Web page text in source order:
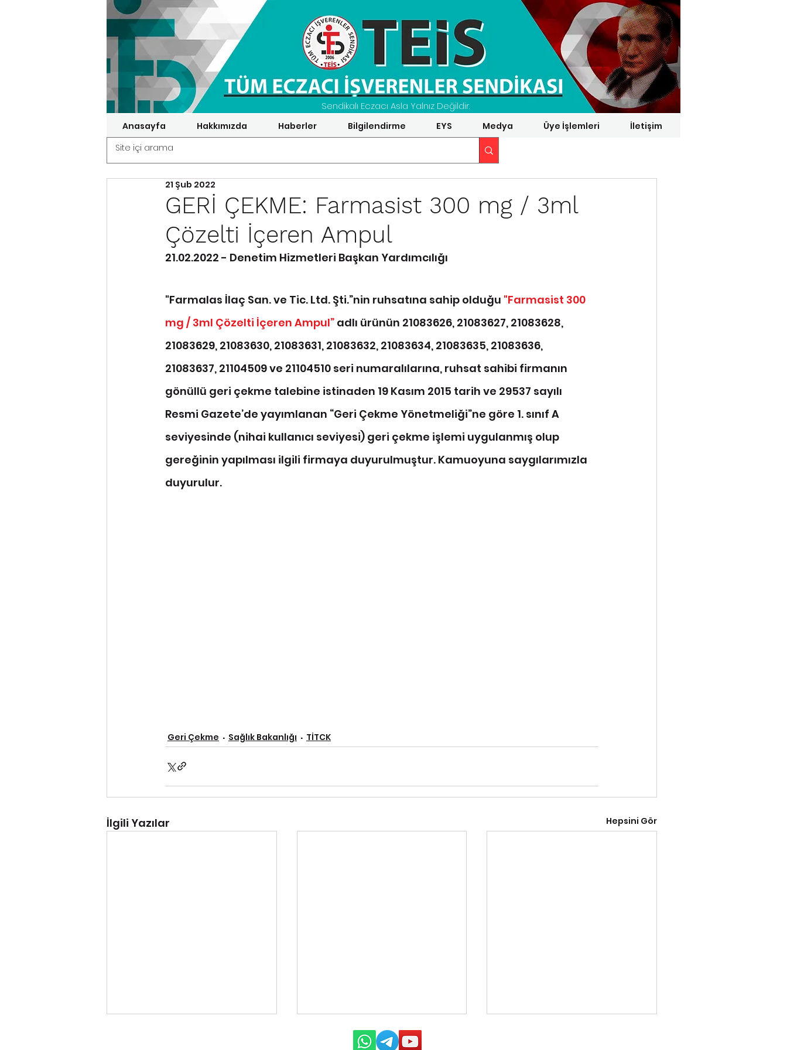
Sendikalı Eczacı Asla Yalnız Değildir.
Anasayfa Hakkımızda Haberler Bilgilendirme EYS Medya Üye İşlemleri İletişim
GERİ ÇEKME: Farmasist 300 mg / 3ml
Çözelti İçeren Ampul
21 Şub 2022
21.02.2022 - Denetim Hizmetleri Başkan Yardımcılığı
"Farmalas İlaç San. ve Tic. Ltd. Şti.”nin ruhsatına sahip olduğu "Farmasist 300
mg / 3ml Çözelti İçeren Ampul” adlı ürünün 21083626, 21083627, 21083628,
21083629, 21083630, 21083631, 21083632, 21083634, 21083635, 21083636,
21083637, 21104509 ve 21104510 seri numaralılarına, ruhsat sahibi firmanın
gönüllü geri çekme talebine istinaden 19 Kasım 2015 tarih ve 29537 sayılı
Resmi Gazete’de yayımlanan “Geri Çekme Yönetmeliği”ne göre 1. sınıf A
seviyesinde (nihai kullanıcı seviyesi) geri çekme işlemi uygulanmış olup
gereğinin yapılması ilgili firmaya duyurulmuştur. Kamuoyuna saygılarımızla
duyurulur.﻿
Geri Çekme Sağlık Bakanlığı TİTCK
İlgili Yazılar Hepsini Gör